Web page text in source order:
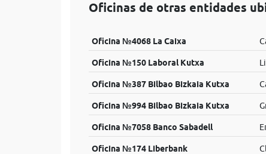
Oficinas de otras entidades
Oficina №4068 La Caixa
Oficina №150 Laboral Kutxa
Oficina №387 Bilbao Bizkaia Kutxa
Oficina №994 Bilbao Bizkaia Kutxa
Oficina №7058 Banco Sabadell
Oficina №174 Liberbank